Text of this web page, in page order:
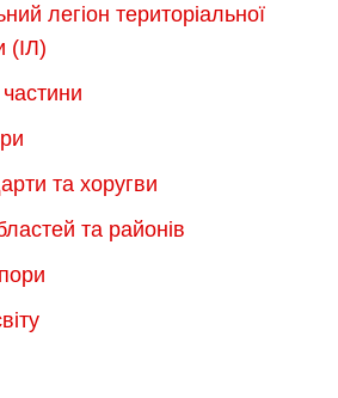
легіон територіальної
(ІЛ)
та хоругви
та районів